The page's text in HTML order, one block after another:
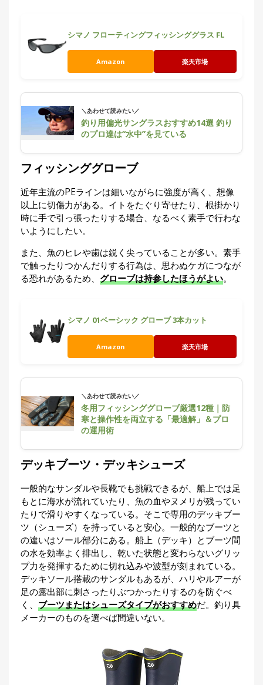
シマノ フローティングフィッシンググラス FL
Amazon 楽天市場
＼あわせて読みたい／
釣り用偏光サングラスおすすめ14選 釣り
のプロ達は“水中”を見ている
フィッシンググローブ
近年主流のPEラインは細いながらに強度が高く、想像
以上に切傷力がある。イトをたぐり寄せたり、根掛かり
時に手で引っ張ったりする場合、なるべく素手で行わな
いようにしたい。
また、魚のヒレや歯は鋭く尖っていることが多い。素手
で触ったりつかんだりする行為は、思わぬケガにつなが
る恐れがあるため、 グローブは持参したほうがよい。
シマノ 01ベーシック グローブ 3本カット
Amazon 楽天市場
＼あわせて読みたい／
冬用フィッシンググローブ厳選12種｜防
寒と操作性を両立する「最適解」＆プロ
の運用術
デッキブーツ・デッキシューズ
一般的なサンダルや長靴でも挑戦できるが、船上では足
もとに海水が流れていたり、魚の血やヌメリが残ってい
たりで滑りやすくなっている。そこで専用のデッキブー
ツ（シューズ）を持っていると安心。一般的なブーツと
の違いはソール部分にある。船上（デッキ）とブーツ間
の水を効率よく排出し、乾いた状態と変わらないグリッ
プ力を発揮するために切れ込みや波型が刻まれている。
デッキソール搭載のサンダルもあるが、ハリやルアーが
足の露出部に刺さったりぶつかったりするのを防ぐべ
く、 ブーツまたはシューズタイプがおすすめだ。釣り具
メーカーのものを選べば間違いない。